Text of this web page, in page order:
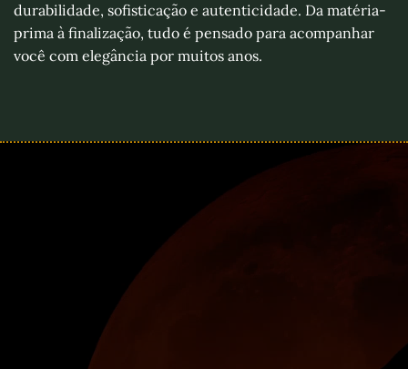
durabilidade, sofisticação e autenticidade. Da matéria-
prima à finalização, tudo é pensado para acompanhar
você com elegância por muitos anos.